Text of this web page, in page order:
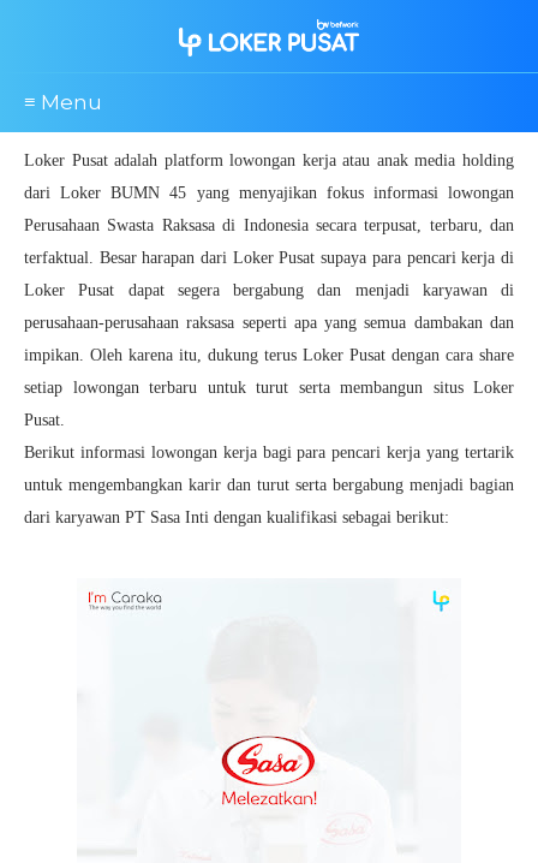
≡ Menu
Loker Pusat adalah platform lowongan kerja atau anak media holding
dari Loker BUMN 45 yang menyajikan fokus informasi lowongan
Perusahaan Swasta Raksasa di Indonesia secara terpusat, terbaru, dan
terfaktual. Besar harapan dari Loker Pusat supaya para pencari kerja di
Loker Pusat dapat segera bergabung dan menjadi karyawan di
perusahaan-perusahaan raksasa seperti apa yang semua dambakan dan
impikan. Oleh karena itu, dukung terus Loker Pusat dengan cara share
setiap lowongan terbaru untuk turut serta membangun situs Loker
Pusat.
Berikut informasi lowongan kerja bagi para pencari kerja yang tertarik
untuk mengembangkan karir dan turut serta bergabung menjadi bagian
dari karyawan PT Sasa Inti dengan kualifikasi sebagai berikut: